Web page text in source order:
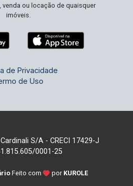
venda ou locação de quaisquer
imóveis.
de Privacidade
de Uso
S/A - CRECI 17429-J
0001-25
Feito com por KUROLE